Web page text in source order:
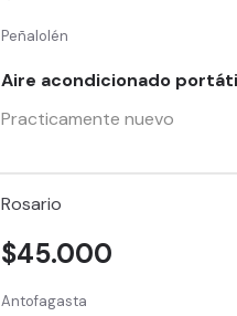
Peñalolén
Aire acondicionado
Practicamente nuevo
Rosario
Antofagasta
$45.000